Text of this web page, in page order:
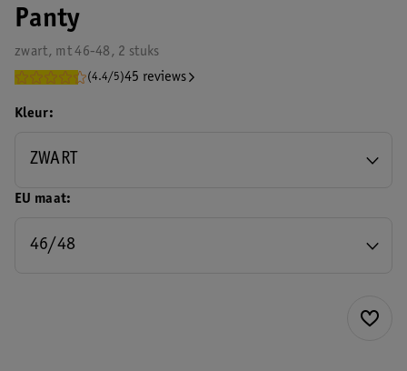
Panty
zwart, mt 46-48, 2 stuks
(4.4/5)45 reviews
EU maat
46/48
Kleur
ZWART